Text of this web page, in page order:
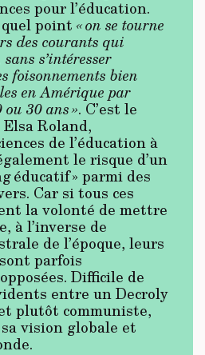
pour l’éducation.
point « on se tourne
des courants qui
s’intéresser
foisonnements bien
en Amérique par
30 ans ». C’est le
Roland,
de l’éducation à
le risque d’un
éducatif » parmi des
Car si tous ces
la volonté de mettre
à l’inverse de
de l’époque, leurs
parfois
Difficile de
entre un Decroly
plutôt communiste,
vision globale et